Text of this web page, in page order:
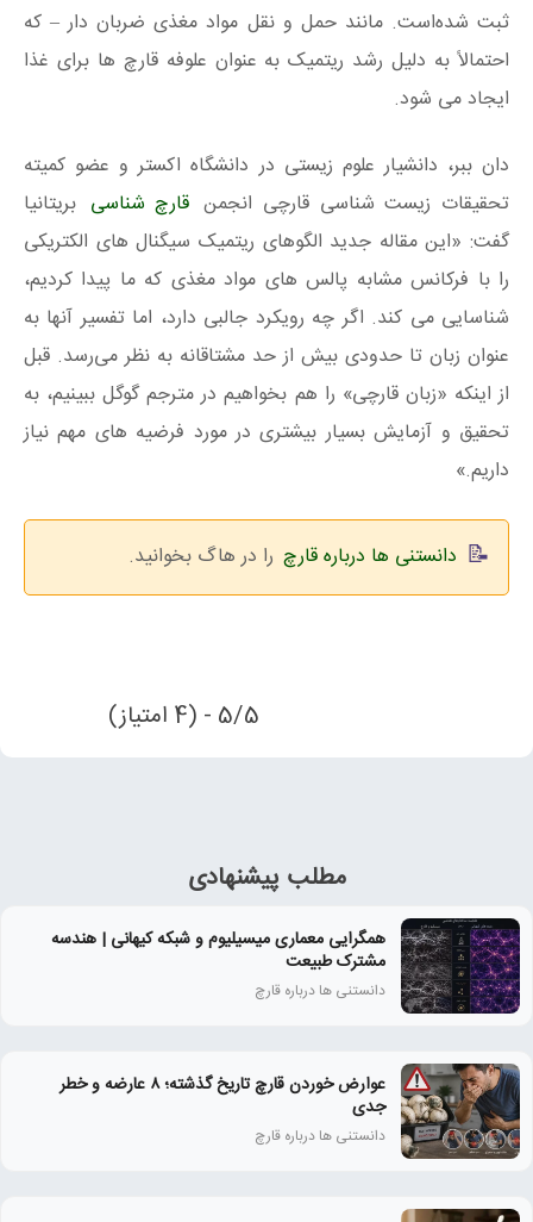
ثبت شده‌است. مانند حمل و نقل مواد مغذی ضربان دار – که
احتمالاً به دلیل رشد ریتمیک به عنوان علوفه قارچ ها برای غذا
ایجاد می شود.
دان ببر، دانشیار علوم زیستی در دانشگاه اکستر و عضو کمیته
تحقیقات زیست شناسی قارچی انجمن قارچ شناسی بریتانیا
گفت: «این مقاله جدید الگوهای ریتمیک سیگنال های الکتریکی
را با فرکانس مشابه پالس های مواد مغذی که ما پیدا کردیم،
شناسایی می کند. اگر چه رویکرد جالبی دارد، اما تفسیر آنها به
عنوان زبان تا حدودی بیش از حد مشتاقانه به نظر می‌رسد. قبل
از اینکه «زبان قارچی» را هم بخواهیم در مترجم گوگل ببینیم، به
تحقیق و آزمایش بسیار بیشتری در مورد فرضیه های مهم نیاز
داریم.»
دانستنی ها درباره قارچ را در هاگ بخوانید.
5/5 - (4 امتیاز)
مطلب پیشنهادی
همگرایی معماری میسیلیوم و شبکه کیهانی | هندسه
مشترک طبیعت
دانستنی ها درباره قارچ
عوارض خوردن قارچ تاریخ‌ گذشته؛ ۸ عارضه و خطر
جدی
دانستنی ها درباره قارچ